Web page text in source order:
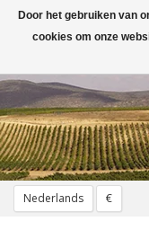
Nederlands €
Toggle
navigation
Door het gebruiken van
cookies om onze